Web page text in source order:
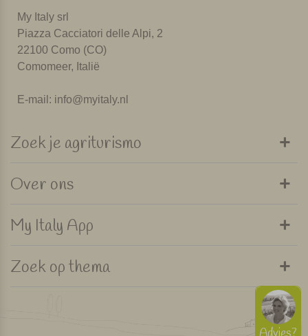
My Italy srl
Piazza Cacciatori delle Alpi, 2
22100 Como (CO)
Comomeer, Italië
E-mail: info@myitaly.nl
Zoek je agriturismo
Over ons
My Italy App
Zoek op thema